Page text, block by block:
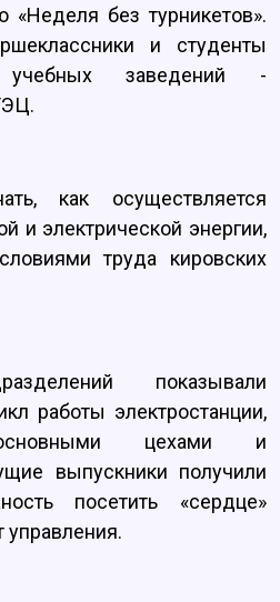
«Неделя без турникетов».
и студенты
учебных заведений -
как осуществляется
и электрической энергии,
труда кировских
показывали
работы электростанции,
цехами и
выпускники получили
посетить «сердце»
управления.